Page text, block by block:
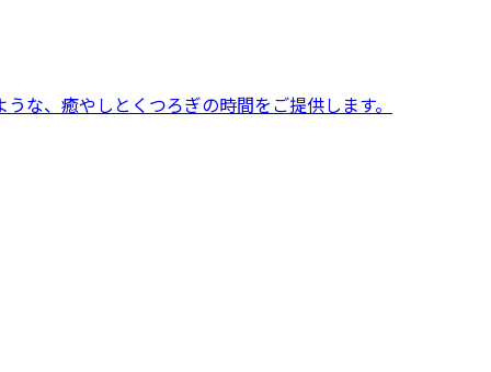
な、癒やしとくつろぎの時間をご提供します。